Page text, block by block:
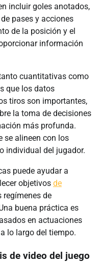
incluir goles anotados,
pases y acciones
de la posición y el
información
cuantitativas como
que los datos
tiros son importantes,
la toma de decisiones
más profunda.
se alineen con los
individual del jugador.
puede ayudar a
objetivos de
regímenes de
buena práctica es
en actuaciones
lo largo del tiempo.
de video del juego